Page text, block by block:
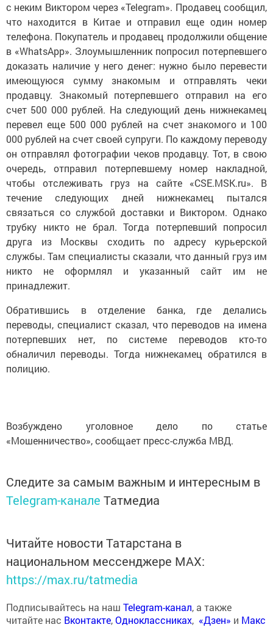
с неким Виктором через «Telegram». Продавец сообщил,
что находится в Китае и отправил еще один номер
телефона. Покупатель и продавец продолжили общение
в «WhatsApp». Злоумышленник попросил потерпевшего
доказать наличие у него денег: нужно было перевести
имеющуюся сумму знакомым и отправлять чеки
продавцу. Знакомый потерпевшего отправил на его
счет 500 000 рублей. На следующий день нижнекамец
перевел еще 500 000 рублей на счет знакомого и 100
000 рублей на счет своей супруги. По каждому переводу
он отправлял фотографии чеков продавцу. Тот, в свою
очередь, отправил потерпевшему номер накладной,
чтобы отслеживать груз на сайте «CSE.MSK.ru». В
течение следующих дней нижнекамец пытался
связаться со службой доставки и Виктором. Однако
трубку никто не брал. Тогда потерпевший попросил
друга из Москвы сходить по адресу курьерской
службы. Там специалисты сказали, что данный груз им
никто не оформлял и указанный сайт им не
принадлежит.
Обратившись в отделение банка, где делались
переводы, специалист сказал, что переводов на имена
потерпевших нет, по системе переводов кто-то
обналичил переводы. Тогда нижнекамец обратился в
полицию.
Возбуждено уголовное дело по статье
«Мошенничество», сообщает пресс-служба МВД.
Следите за самым важным и интересным в
Telegram-канале Татмедиа
Читайте новости Татарстана в
национальном мессенджере MАХ:
https://max.ru/tatmedia
Подписывайтесь на наш Telegram-канал, а также
читайте нас Вконтакте,Одноклассниках, «Дзен» и Макс